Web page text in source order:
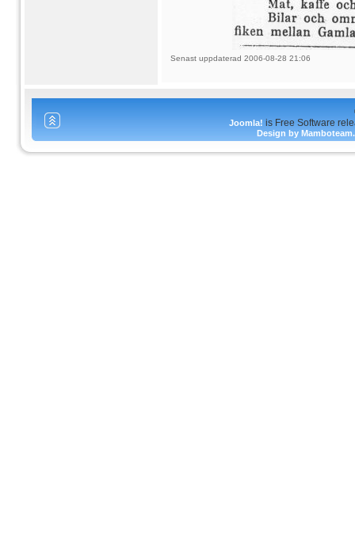
Senast uppdaterad 2006-08-28 21:06
Joomla! is Free Software
Design by